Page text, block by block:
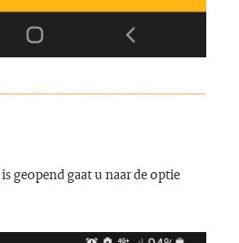
geopend gaat u naar de optie